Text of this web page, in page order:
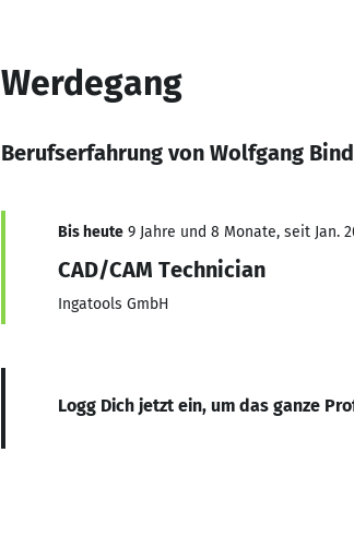
Werdegang
Berufserfahrung von Wolfgang
Bis heute 9 Jahre und 8 Monate, seit Jan.
CAD/CAM Technician
Ingatools GmbH
Logg Dich jetzt ein, um das ganze